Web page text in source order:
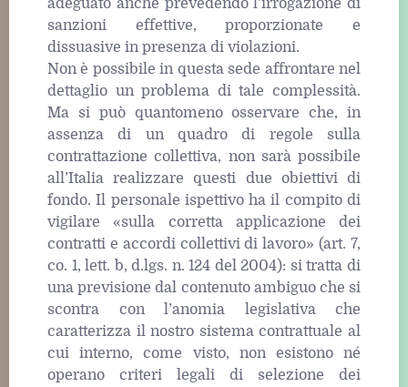
adeguato anche prevedendo l’irrogazione di
sanzioni effettive, proporzionate e
dissuasive in presenza di violazioni.
Non è possibile in questa sede affrontare nel
dettaglio un problema di tale complessità.
Ma si può quantomeno osservare che, in
assenza di un quadro di regole sulla
contrattazione collettiva, non sarà possibile
all’Italia realizzare questi due obiettivi di
fondo. Il personale ispettivo ha il compito di
vigilare «sulla corretta applicazione dei
contratti e accordi collettivi di lavoro» (art. 7,
co. 1, lett. b, d.lgs. n. 124 del 2004): si tratta di
una previsione dal contenuto ambiguo che si
scontra con l’anomia legislativa che
caratterizza il nostro sistema contrattuale al
cui interno, come visto, non esistono né
operano criteri legali di selezione dei